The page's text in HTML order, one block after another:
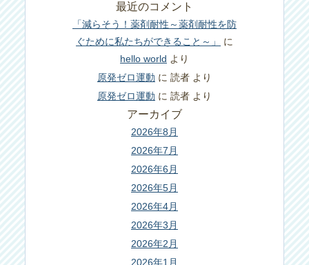
最近のコメント
「減らそう！薬剤耐性～薬剤耐性を防
ぐために私たちができること～」
に
hello world より
原発ゼロ運動 に 読者 より
原発ゼロ運動 に 読者 より
アーカイブ
2026年8月
2026年7月
2026年6月
2026年5月
2026年4月
2026年3月
2026年2月
2026年1月